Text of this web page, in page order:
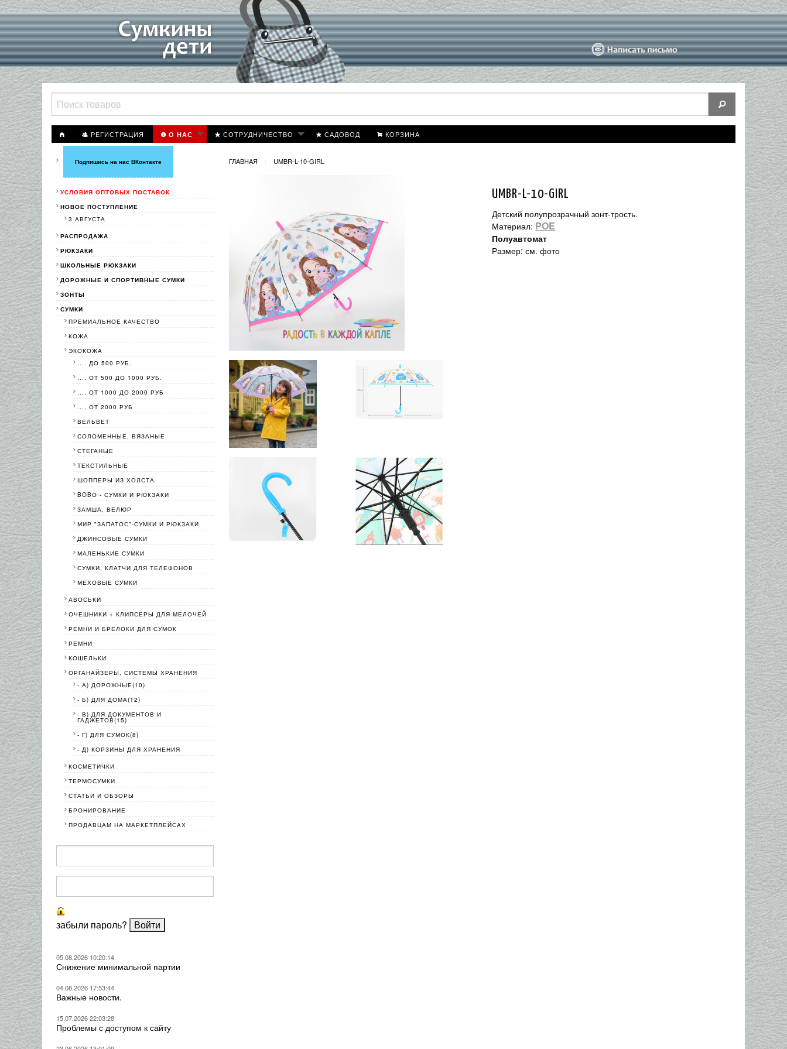
РЕГИСТРАЦИЯ О НАС СОТРУДНИЧЕСТВО САДОВОД КОРЗИНА
ГЛАВНАЯ UMBR-L-10-GIRL
UMBR-L-10-GIRL
Детский полупрозрачный зонт-трость.
Материал: POE
Полуавтомат
Размер: см. фото
Подпишись на нас ВКонтакте
УСЛОВИЯ ОПТОВЫХ ПОСТАВОК
НОВОЕ ПОСТУПЛЕНИЕ
3 АВГУСТА
РАСПРОДАЖА
РЮКЗАКИ
ШКОЛЬНЫЕ РЮКЗАКИ
ДОРОЖНЫЕ И СПОРТИВНЫЕ СУМКИ
ЗОНТЫ
СУМКИ
ПРЕМИАЛЬНОЕ КАЧЕСТВО
КОЖА
ЭКОКОЖА
.... ДО 500 РУБ.
.... ОТ 500 ДО 1000 РУБ.
.... ОТ 1000 ДО 2000 РУБ
.... ОТ 2000 РУБ
ВЕЛЬВЕТ
СОЛОМЕННЫЕ, ВЯЗАНЫЕ
СТЕГАНЫЕ
ТЕКСТИЛЬНЫЕ
ШОППЕРЫ ИЗ ХОЛСТА
BOBО - СУМКИ И РЮКЗАКИ
ЗАМША, ВЕЛЮР
МИР "ЗАПАТОС"-СУМКИ И РЮКЗАКИ
ДЖИНСОВЫЕ СУМКИ
МАЛЕНЬКИЕ СУМКИ
СУМКИ, КЛАТЧИ ДЛЯ ТЕЛЕФОНОВ
МЕХОВЫЕ СУМКИ
АВОСЬКИ
ОЧЕШНИКИ + КЛИПСЕРЫ ДЛЯ МЕЛОЧЕЙ
РЕМНИ И БРЕЛОКИ ДЛЯ СУМОК
РЕМНИ
КОШЕЛЬКИ
ОРГАНАЙЗЕРЫ, СИСТЕМЫ ХРАНЕНИЯ
- А) ДОРОЖНЫЕ(10)
- Б) ДЛЯ ДОМА(12)
- В) ДЛЯ ДОКУМЕНТОВ И
ГАДЖЕТОВ(15)
- Г) ДЛЯ СУМОК(8)
- Д) КОРЗИНЫ ДЛЯ ХРАНЕНИЯ
КОСМЕТИЧКИ
ТЕРМОСУМКИ
СТАТЬИ И ОБЗОРЫ
БРОНИРОВАНИЕ
ПРОДАВЦАМ НА МАРКЕТПЛЕЙСАХ
забыли пароль?
05.08.2026 10:20:14
Снижение минимальной партии
04.08.2026 17:53:44
Важные новости.
15.07.2026 22:03:28
Проблемы с доступом к сайту